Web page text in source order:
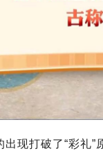
出现打破了“彩礼